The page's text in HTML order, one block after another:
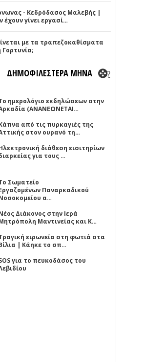
- Κεδρόδασος Μαλεβής |
έχουν γίνει εργασί…
με τα τραπεζοκαθίσματα
Γορτυνία;
ΔΗΜΟΦΙΛΕΣΤΕΡΑ ΜΗΝΑ
ημερολόγιο εκδηλώσεων στην
(ΑΝΑΝΕΩΝΕΤΑΙ…
από τις πυρκαγιές της
στον ουρανό τη…
διάθεση εισιτηρίων
για τους …
Σωματείο
Παναρκαδικού
α…
Διάκονος στην Ιερά
Μαντινείας και Κ…
ειρωνεία στη φωτιά στα
| Κάηκε το σπ…
για το πευκοδάσος του